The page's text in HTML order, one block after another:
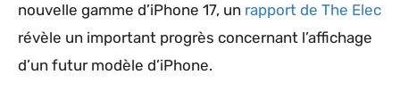
nouvelle gamme d’iPhone 17, un rapport de The Elec
révèle un important progrès concernant l’affichage
d’un futur modèle d’iPhone.